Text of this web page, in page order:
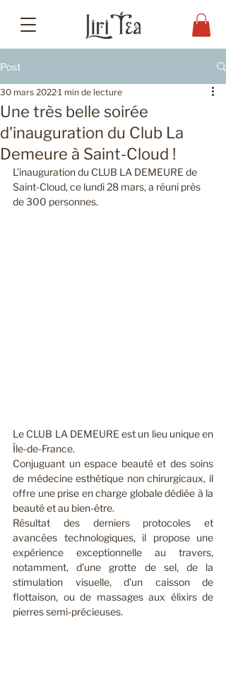
Post
Une très belle soirée
d'inauguration du Club La
Demeure à Saint-Cloud !
30 mars 20221 min de lecture
L’inauguration du CLUB LA DEMEURE de
Saint-Cloud, ce lundi 28 mars, a réuni près
de 300 personnes.
Le CLUB LA DEMEURE est un lieu unique en
Île-de-France.
Conjuguant un espace beauté et des soins
de médecine esthétique non chirurgicaux, il
offre une prise en charge globale dédiée à la
beauté et au bien-être.
Résultat des derniers protocoles et
avancées technologiques, il propose une
expérience exceptionnelle au travers,
notamment, d’une grotte de sel, de la
stimulation visuelle, d’un caisson de
flottaison, ou de massages aux élixirs de
pierres semi-précieuses.